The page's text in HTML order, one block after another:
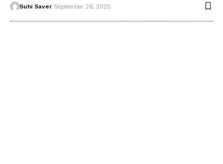
Suhi Saver September 26, 2025